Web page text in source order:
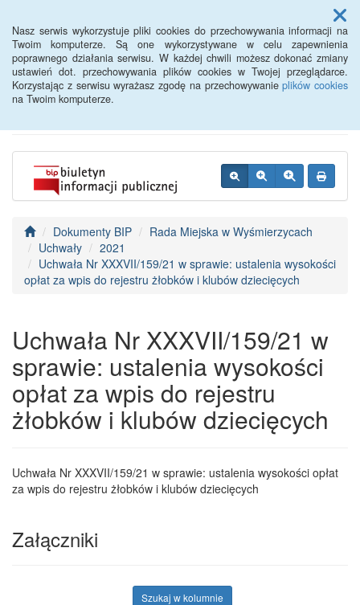
Nasz serwis wykorzystuje pliki cookies do przechowywania informacji na
Twoim komputerze. Są one wykorzystywane w celu zapewnienia
poprawnego działania serwisu. W każdej chwili możesz dokonać zmiany
ustawień dot. przechowywania plików cookies w Twojej przeglądarce.
Korzystając z serwisu wyrażasz zgodę na przechowywanieplików cookies
na Twoim komputerze.
Menu
BIP - Urząd Miejski
Wyśmierzyce
Dokumenty BIP
Rada Miejska w Wyśmierzycach
Uchwały
2021
Uchwała Nr XXXVII/159/21 w sprawie: ustalenia wysokości
opłat za wpis do rejestru żłobków i klubów dziecięcych
Uchwała Nr XXXVII/159/21 w
sprawie: ustalenia wysokości
opłat za wpis do rejestru
żłobków i klubów dziecięcych
Uchwała Nr XXXVII/159/21 w sprawie: ustalenia wysokości opłat
za wpis do rejestru żłobków i klubów dziecięcych
Załączniki
Szukaj w kolumnie